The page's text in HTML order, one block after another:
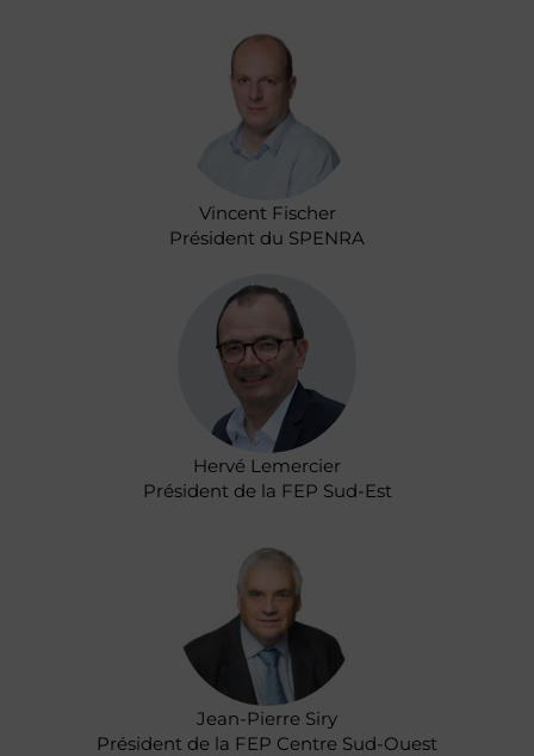
Vincent Fischer
Président du SPENRA
Hervé Lemercier
Président de la FEP Sud-Est
Jean-Pierre Siry
Président de la FEP Centre Sud-Ouest